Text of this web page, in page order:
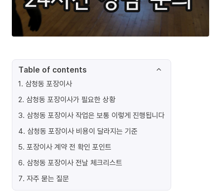
Table of contents
1. 삼청동 포장이사
2. 삼청동 포장이사가 필요한 상황
3. 삼청동 포장이사 작업은 보통 이렇게 진행됩니다
4. 삼청동 포장이사 비용이 달라지는 기준
5. 포장이사 계약 전 확인 포인트
6. 삼청동 포장이사 전날 체크리스트
7. 자주 묻는 질문